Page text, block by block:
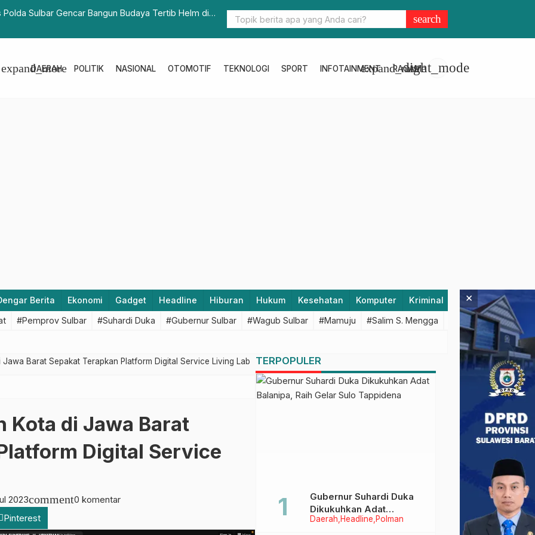
Perkuat Transparansi Publik di Sektor Energi dan
Baca 20 Buku Jadi Syarat Kelulusan Siswa, DPKD Sulbar Dorong Akreditasi
Perpustakaan Sekolah Hingga Ruang Baca Digital
search
DAERAH
expand_more POLITIK NASIONAL OTOMOTIF TEKNOLOGI SPORT INFOTAINMENT RAGAM
expand_morelight_mode
Berita Ekonomi Gadget Headline Hiburan Hukum Kesehatan Komputer Kriminal Lifestyle
#Pemprov Sulbar #Suhardi Duka #Gubernur Sulbar #Wagub Sulbar #Mamuju #Salim S. Mengga #featured #Polda
Jawa Barat Sepakat Terapkan Platform Digital Service Living Lab
Kota di Jawa Barat
Digital Service
2023comment0 komentar
Pinterest
TERPOPULER
Daerah Headline Polman
Gubernur Suhardi Duka
Dikukuhkan Adat
Balanipa, Raih Gelar Sulo
×